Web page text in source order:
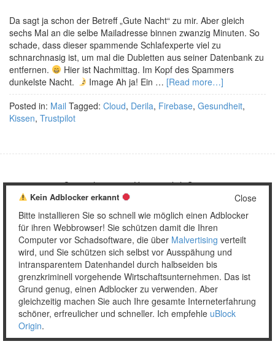
Da sagt ja schon der Betreff „Gute Nacht“ zu mir. Aber gleich
sechs Mal an die selbe Mailadresse binnen zwanzig Minuten. So
schade, dass dieser spammende Schlafexperte viel zu
schnarchnasig ist, um mal die Dubletten aus seiner Datenbank zu
entfernen.
Hier ist Nachmittag. Im Kopf des Spammers
dunkelste Nacht.
Image Ah ja! Ein … [Read more…]
Posted in: Mail Tagged: Cloud, Derila, Firebase, Gesundheit,
Kissen, Trustpilot
Copyright © 2026 Unser täglich Spam.
MobileWordPress Theme by themehall.com Close
Kein Adblocker erkannt
Bitte installieren Sie so schnell wie möglich einen Adblocker
für ihren Webbrowser! Sie schützen damit die Ihren
Computer vor Schadsoftware, die über Malvertising verteilt
wird, und Sie schützen sich selbst vor Ausspähung und
intransparentem Datenhandel durch halbseiden bis
grenzkriminell vorgehende Wirtschaftsunternehmen. Das ist
Grund genug, einen Adblocker zu verwenden. Aber
gleichzeitig machen Sie auch Ihre gesamte Interneterfahrung
schöner, erfreulicher und schneller. Ich empfehle uBlock
Origin.